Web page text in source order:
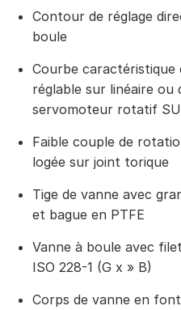
Contour de réglage
boule
Courbe caractéristique
réglable sur linéaire ou
servomoteur rotatif
Faible couple de
logée sur joint torique
Tige de vanne avec
et bague en PTFE
Vanne à boule avec
ISO 228-1 (G x » B)
Corps de vanne en